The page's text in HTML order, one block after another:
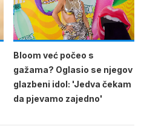
Bloom već počeo s
gažama? Oglasio se njegov
glazbeni idol: 'Jedva čekam
da pjevamo zajedno'